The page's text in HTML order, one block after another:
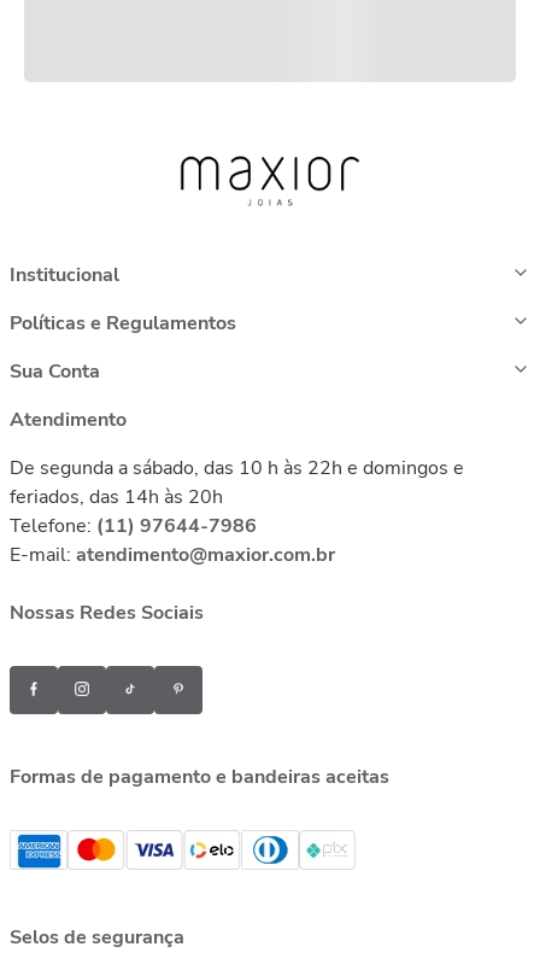
Institucional
Políticas e Regulamentos
Sua Conta
Atendimento
De segunda a sábado, das 10 h às 22h e domingos e
feriados, das 14h às 20h
Telefone: (11) 97644-7986
E-mail: atendimento@maxior.com.br
Nossas Redes Sociais
Formas de pagamento e bandeiras aceitas
Selos de segurança